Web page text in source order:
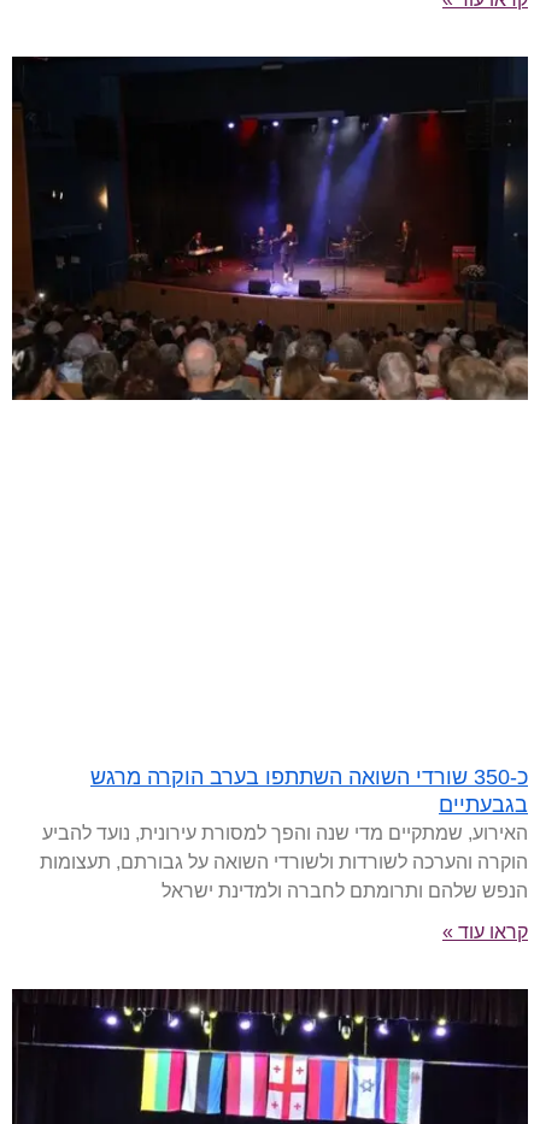
כ-350 שורדי השואה השתתפו בערב הוקרה מרגש
בגבעתיים
האירוע, שמתקיים מדי שנה והפך למסורת עירונית, נועד להביע
הוקרה והערכה לשורדות ולשורדי השואה על גבורתם, תעצומות
הנפש שלהם ותרומתם לחברה ולמדינת ישראל
קראו עוד »